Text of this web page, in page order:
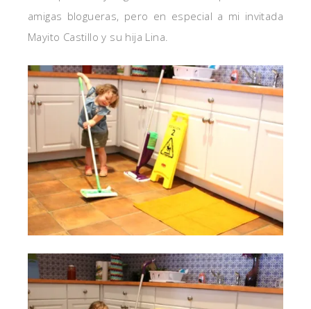
amigas blogueras, pero en especial a mi invitada
Mayito Castillo y su hija Lina.